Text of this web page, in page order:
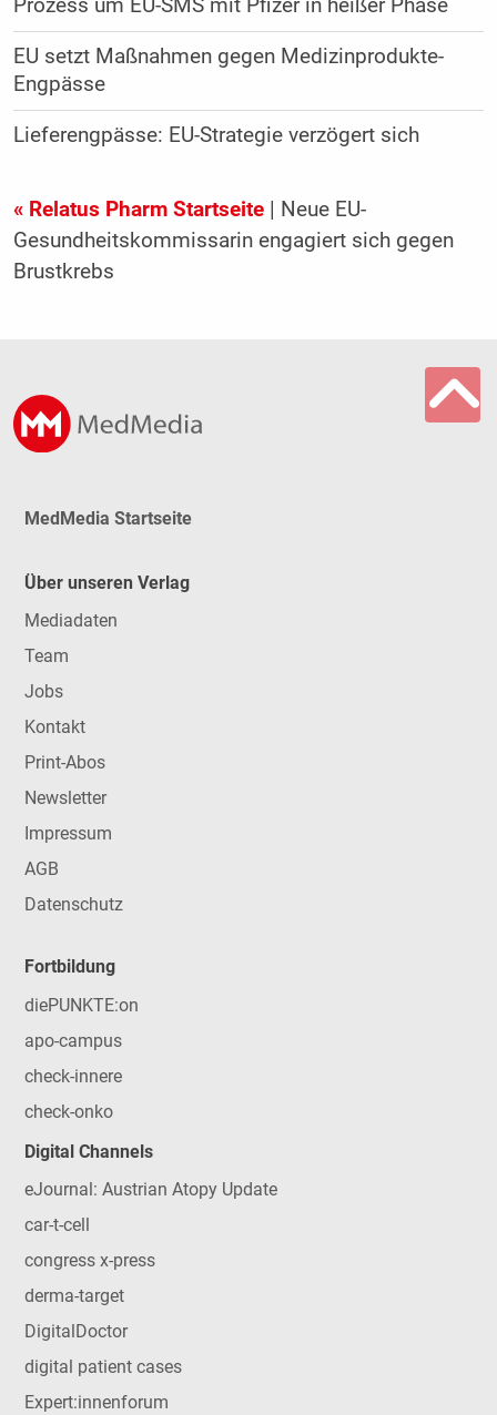
Prozess um EU-SMS mit Pfizer in heißer Phase
EU setzt Maßnahmen gegen Medizinprodukte-
Engpässe
Lieferengpässe: EU-Strategie verzögert sich
« Relatus Pharm Startseite| Neue EU-
Gesundheitskommissarin engagiert sich gegen
Brustkrebs
MedMedia Startseite
Über unseren Verlag
Mediadaten
Team
Jobs
Kontakt
Print-Abos
Newsletter
Impressum
AGB
Datenschutz
Fortbildung
diePUNKTE:on
apo-campus
check-innere
check-onko
Digital Channels
eJournal: Austrian Atopy Update
car-t-cell
congress x-press
derma-target
DigitalDoctor
digital patient cases
Expert:innenforum